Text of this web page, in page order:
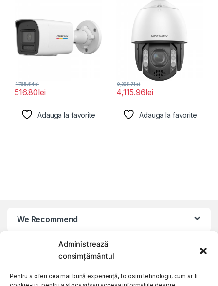
Administrează
consimțământul
Pentru a oferi cea mai bună experiență, folosim tehnologii, cum ar fi
516.80lei
1,765.54lei
Adauga la favorite
4,115.96lei
9,385.71lei
Adauga la favorite
We Recommend
My Account
Customer Care